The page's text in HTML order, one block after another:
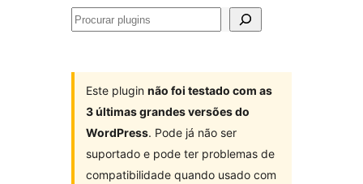
Procurar
Este plugin não foi testado com as
3 últimas grandes versões do
WordPress. Pode já não ser
suportado e pode ter problemas de
compatibilidade quando usado com